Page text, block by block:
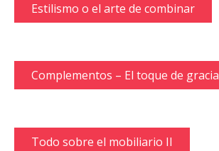
Estilismo o el arte de combinar
Complementos – El toque de gracia
Todo sobre el mobiliario II